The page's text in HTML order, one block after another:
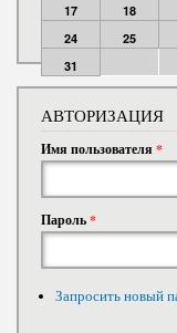
17
18
24
25
31
АВТОРИЗАЦИЯ
Имя пользователя *
Пароль*
Запросить новый